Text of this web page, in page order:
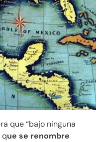
que “bajo ninguna
que se renombre